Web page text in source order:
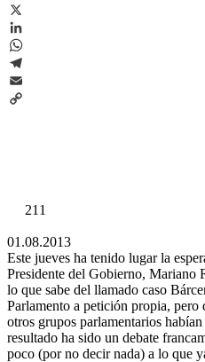
Facebook
X
LinkedIn
WhatsApp
Telegram
Email
211
01.08.2013
Este jueves ha tenido lugar la
Presidente del Gobierno, Mariano
lo que sabe del llamado caso
Parlamento a petición propia, pero
otros grupos parlamentarios
resultado ha sido un debate
poco (por no decir nada) a lo que